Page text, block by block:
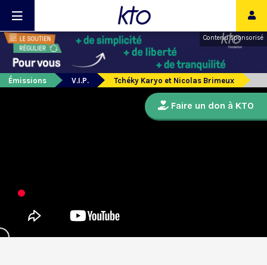
Contenu sponsorisé
Émissions V.I.P. Tchéky Karyo et Nicolas Brimeux
Faire un don à KTO